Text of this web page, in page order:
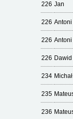
226 Jan
226 Antoni
226 Antoni
226 Dawid
234 Michał
235
236